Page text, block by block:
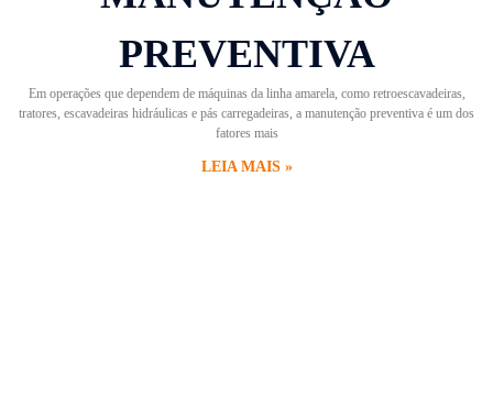
PREVENTIVA
Em operações que dependem de máquinas da linha amarela, como retroescavadeiras,
tratores, escavadeiras hidráulicas e pás carregadeiras, a manutenção preventiva é um dos
fatores mais
LEIA MAIS »